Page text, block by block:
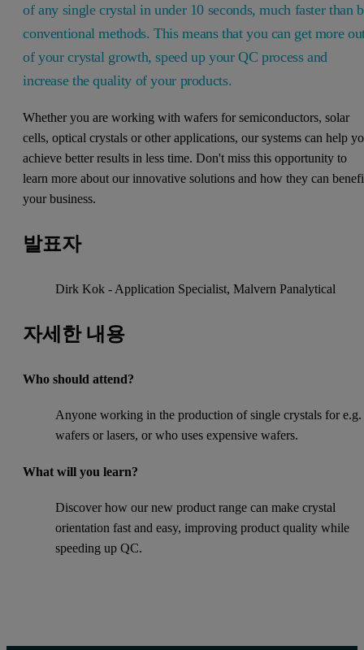
of any single crystal in under 10 seconds, much faster than
conventional methods. This means that you can get more
of your crystal growth, speed up your QC process and
increase the quality of your products.
Whether you are working with wafers for semiconductors, solar
cells, optical crystals or other applications, our systems can help
achieve better results in less time. Don't miss this opportunity to
learn more about our innovative solutions and how they can
your business.
발표자
Dirk Kok - Application Specialist, Malvern Panalytical
자세한 내용
Who should attend?
Anyone working in the production of single crystals for e.g.
wafers or lasers, or who uses expensive wafers.
What will you learn?
Discover how our new product range can make crystal
orientation fast and easy, improving product quality while
speeding up QC.